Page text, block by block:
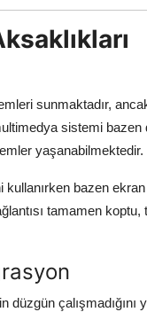
sunmaktadır,
sistemi
yaşanabilmektedir.
bazen
tamamen koptu,
çalışmadığını